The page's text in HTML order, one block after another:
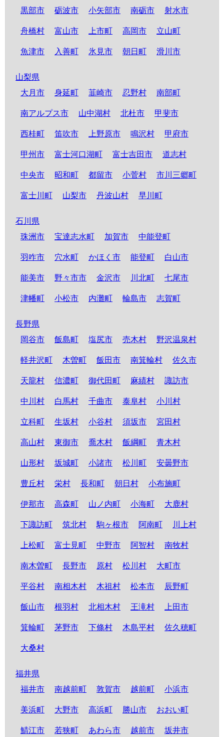
黒部市
砺波市 小矢部市 南砺市 射水市
舟橋村 富山市 上市町 高岡市 立山町
魚津市 入善町 氷見市 朝日町 滑川市
山梨県
大月市
身延町 韮崎市 忍野村 南部町
南アルプス市 山中湖村 北杜市 甲斐市
西桂町 笛吹市 上野原市 鳴沢村 甲府市
甲州市 富士河口湖町 富士吉田市 道志村
中央市 昭和町 都留市 小菅村 市川三郷町
富士川町 山梨市 丹波山村 早川町
石川県
珠洲市
宝達志水町 加賀市 中能登町
羽咋市 穴水町 かほく市 能登町 白山市
能美市 野々市市 金沢市 川北町 七尾市
津幡町 小松市 内灘町 輪島市 志賀町
長野県
岡谷市
飯島町 塩尻市 売木村 野沢温泉村
軽井沢町 木曽町 飯田市 南箕輪村 佐久市
天龍村 信濃町 御代田町 麻績村 諏訪市
中川村 白馬村 千曲市 泰阜村 小川村
立科町 生坂村 小谷村 須坂市 宮田村
高山村 東御市 喬木村 飯綱町 青木村
山形村 坂城町 小諸市 松川町 安曇野市
豊丘村 栄村 長和町 朝日村 小布施町
伊那市 高森町 山ノ内町 小海町 大鹿村
下諏訪町 筑北村 駒ヶ根市 阿南町 川上村
上松町 富士見町 中野市 阿智村 南牧村
南木曽町 長野市 原村 松川村 大町市
平谷村 南相木村 木祖村 松本市 辰野町
飯山市 根羽村 北相木村 王滝村 上田市
箕輪町 茅野市 下條村 木島平村 佐久穂町
大桑村
福井県
福井市
南越前町 敦賀市 越前町 小浜市
美浜町 大野市 高浜町 勝山市 おおい町
鯖江市 若狭町 あわら市 越前市 坂井市